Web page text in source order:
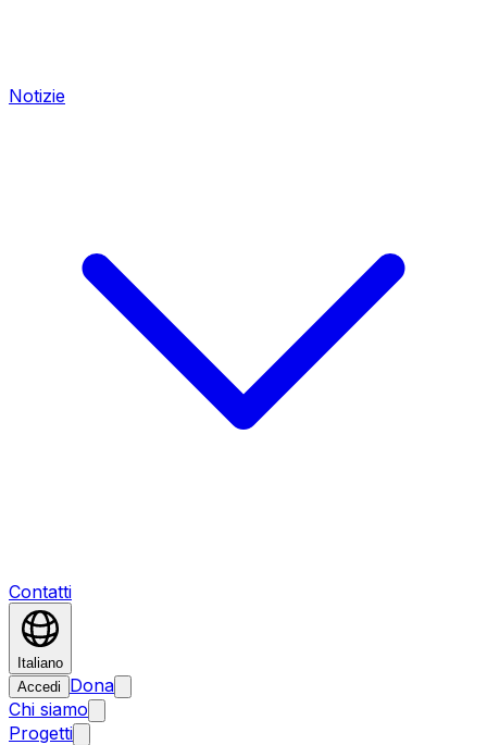
Notizie
Contatti
Italiano
Accedi
Dona
Chi siamo
Progetti